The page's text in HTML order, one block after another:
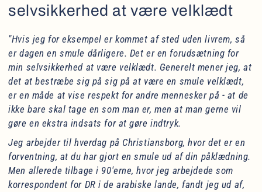
selvsikkerhed at være velklædt
"Hvis jeg for eksempel er kommet af sted uden livrem, så
er dagen en smule dårligere. Det er en forudsætning for
min selvsikkerhed at være velklædt. Generelt mener jeg, at
det at bestræbe sig på sig på at være en smule velklædt,
er en måde at vise respekt for andre mennesker på - at de
ikke bare skal tage en som man er, men at man gerne vil
gøre en ekstra indsats for at gøre indtryk.
Jeg arbejder til hverdag på Christiansborg, hvor det er en
forventning, at du har gjort en smule ud af din påklædning.
Men allerede tilbage i 90'erne, hvor jeg arbejdede som
korrespondent for DR i de arabiske lande, fandt jeg ud af,